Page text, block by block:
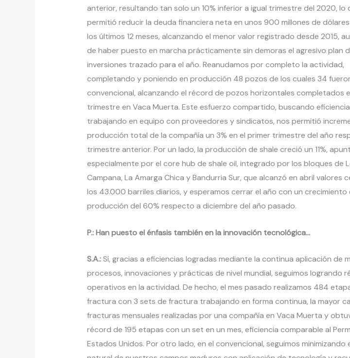
anterior, resultando tan solo un 10% inferior a igual trimestre del 2020, lo
permitió reducir la deuda financiera neta en unos 900 millones de
los últimos 12 meses, alcanzando el menor valor registrado desde 2015,
de haber puesto en marcha prácticamente sin demoras el agresivo plan
inversiones trazado para el año. Reanudamos por completo la actividad,
completando y poniendo en producción 48 pozos de los cuales 34
convencional, alcanzando el récord de pozos horizontales completados
trimestre en Vaca Muerta. Este esfuerzo compartido, buscando
trabajando en equipo con proveedores y sindicatos, nos permitió
producción total de la compañía un 3% en el primer trimestre del año
trimestre anterior. Por un lado, la producción de shale creció un 11%,
especialmente por el core hub de shale oil, integrado por los bloques de
Campana, La Amarga Chica y Bandurria Sur, que alcanzó en abril valores
los 43.000 barriles diarios, y esperamos cerrar el año con un crecimiento
producción del 60% respecto a diciembre del año pasado.
P.: Han puesto el énfasis también en la innovación tecnológica…
S.A.:Sí, gracias a eficiencias logradas mediante la continua aplicación de
procesos, innovaciones y prácticas de nivel mundial, seguimos logrando
operativos en la actividad. De hecho, el mes pasado realizamos 484
fractura con 3 sets de fractura trabajando en forma continua, la mayor
fracturas mensuales realizadas por una compañía en Vaca Muerta y
récord de 195 etapas con un set en un mes, eficiencia comparable al
Estados Unidos. Por otro lado, en el convencional, seguimos minimizando